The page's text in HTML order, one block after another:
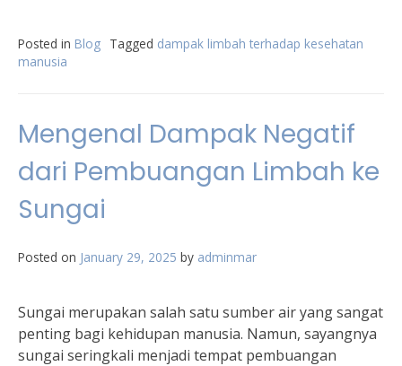
Posted in Blog Tagged dampak limbah terhadap kesehatan
manusia
Mengenal Dampak Negatif
dari Pembuangan Limbah ke
Sungai
Posted on January 29, 2025 by adminmar
Sungai merupakan salah satu sumber air yang sangat
penting bagi kehidupan manusia. Namun, sayangnya
sungai seringkali menjadi tempat pembuangan